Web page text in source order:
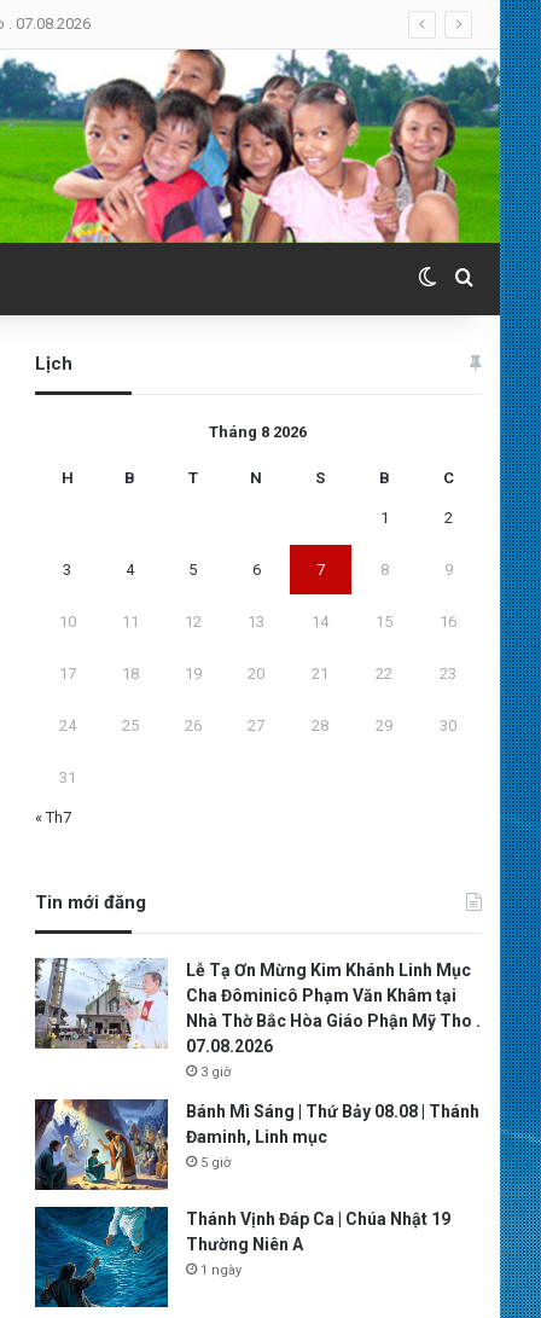
Switch skin
Search
Lịch
Tháng 8 2026
H B T N S B C
1 2
3 4 5 6 7 8 9
10 11 12 13 14 15 16
17 18 19 20 21 22 23
24 25 26 27 28 29 30
31
« Th7
Tin mới đăng
Lễ Tạ Ơn Mừng Kim Khánh Linh Mục
Cha Đôminicô Phạm Văn Khâm tại
Nhà Thờ Bắc Hòa Giáo Phận Mỹ Tho .
07.08.2026
3 giờ
Bánh Mì Sáng | Thứ Bảy 08.08 | Thánh
Đaminh, Linh mục
5 giờ
Thánh Vịnh Đáp Ca | Chúa Nhật 19
Thường Niên A
1 ngày